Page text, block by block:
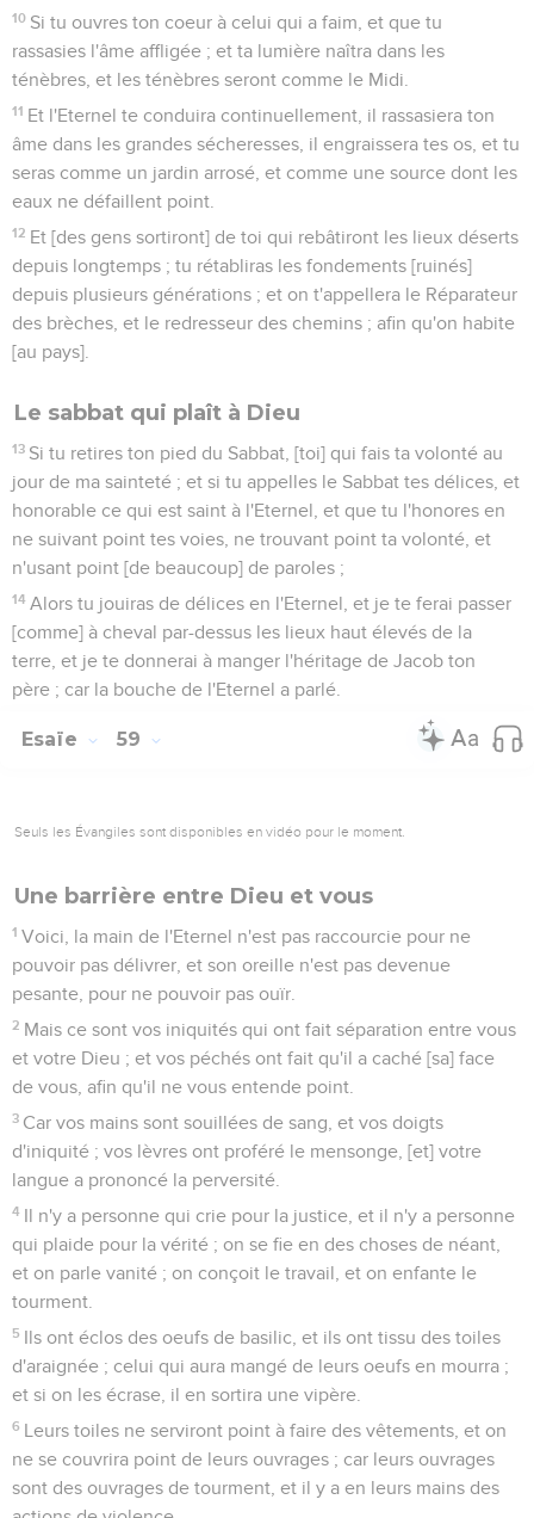
10 Si tu ouvres ton coeur à celui qui a faim, et que tu
rassasies l'âme affligée ; et ta lumière naîtra dans les
ténèbres, et les ténèbres seront comme le Midi.
11 Et l'Eternel te conduira continuellement, il rassasiera ton
âme dans les grandes sécheresses, il engraissera tes os, et tu
seras comme un jardin arrosé, et comme une source dont les
eaux ne défaillent point.
12 Et [des gens sortiront] de toi qui rebâtiront les lieux déserts
depuis longtemps ; tu rétabliras les fondements [ruinés]
depuis plusieurs générations ; et on t'appellera le Réparateur
des brèches, et le redresseur des chemins ; afin qu'on habite
[au pays].
Le sabbat qui plaît à Dieu
13 Si tu retires ton pied du Sabbat, [toi] qui fais ta volonté au
jour de ma sainteté ; et si tu appelles le Sabbat tes délices, et
honorable ce qui est saint à l'Eternel, et que tu l'honores en
ne suivant point tes voies, ne trouvant point ta volonté, et
n'usant point [de beaucoup] de paroles ;
14 Alors tu jouiras de délices en l'Eternel, et je te ferai passer
[comme] à cheval par-dessus les lieux haut élevés de la
terre, et je te donnerai à manger l'héritage de Jacob ton
père ; car la bouche de l'Eternel a parlé.
Esaïe 59
Seuls les Évangiles sont disponibles en vidéo pour le moment.
Une barrière entre Dieu et vous
1 Voici, la main de l'Eternel n'est pas raccourcie pour ne
pouvoir pas délivrer, et son oreille n'est pas devenue
pesante, pour ne pouvoir pas ouïr.
2 Mais ce sont vos iniquités qui ont fait séparation entre vous
et votre Dieu ; et vos péchés ont fait qu'il a caché [sa] face
de vous, afin qu'il ne vous entende point.
3 Car vos mains sont souillées de sang, et vos doigts
d'iniquité ; vos lèvres ont proféré le mensonge, [et] votre
langue a prononcé la perversité.
4 Il n'y a personne qui crie pour la justice, et il n'y a personne
qui plaide pour la vérité ; on se fie en des choses de néant,
et on parle vanité ; on conçoit le travail, et on enfante le
tourment.
5 Ils ont éclos des oeufs de basilic, et ils ont tissu des toiles
d'araignée ; celui qui aura mangé de leurs oeufs en mourra ;
et si on les écrase, il en sortira une vipère.
6 Leurs toiles ne serviront point à faire des vêtements, et on
ne se couvrira point de leurs ouvrages ; car leurs ouvrages
sont des ouvrages de tourment, et il y a en leurs mains des